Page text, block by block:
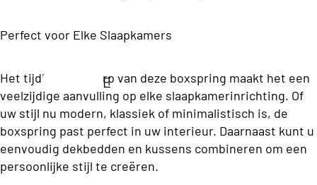
o
W
o
o
d
st
tte
e
ms
w
p
e
r
s
o
o
l
a
r
O
p
b
E
e
n
p
e
Perfect voor Elke Slaapkamers
Het tijdloze ontwerp van deze boxspring maakt het een
veelzijdige aanvulling op elke slaapkamerinrichting. Of
uw stijl nu modern, klassiek of minimalistisch is, de
boxspring past perfect in uw interieur. Daarnaast kunt u
eenvoudig dekbedden en kussens combineren om een
persoonlijke stijl te creëren.